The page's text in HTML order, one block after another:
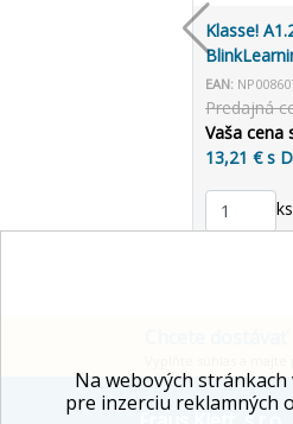
Klasse!
Lernende
EAN:
Predajná
Vaša cena
13,21 € s
ks
Na webových
pre inzerciu reklamných